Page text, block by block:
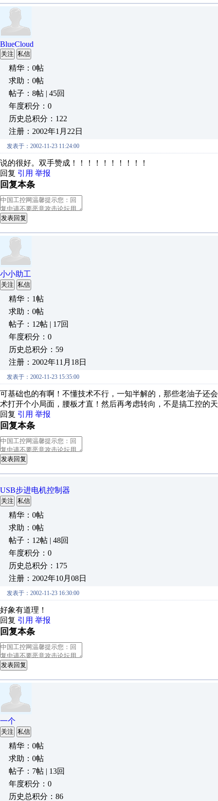
BlueCloud
关注 私信
精华：0帖
求助：0帖
帖子：8帖 | 45回
年度积分：0
历史总积分：122
注册：2002年1月22日
发表于：2002-11-23 11:24:00
说的很好。双手赞成！！！！！！！！！！
回复 引用 举报
回复本条
发表回复
小小助工
关注 私信
精华：1帖
求助：0帖
帖子：12帖 | 17回
年度积分：0
历史总积分：59
注册：2002年11月18日
发表于：2002-11-23 15:35:00
可基础也的有啊！不懂技术不行，一知半解的，那些老油子还
术打开个小局面，腰板才直！然后再考虑转向，不是搞工控的
回复 引用 举报
回复本条
发表回复
USB步进电机控制器
关注 私信
精华：0帖
求助：0帖
帖子：12帖 | 48回
年度积分：0
历史总积分：175
注册：2002年10月08日
发表于：2002-11-23 16:30:00
好象有道理！
回复 引用 举报
回复本条
发表回复
一个
关注 私信
精华：0帖
求助：0帖
帖子：7帖 | 13回
年度积分：0
历史总积分：86